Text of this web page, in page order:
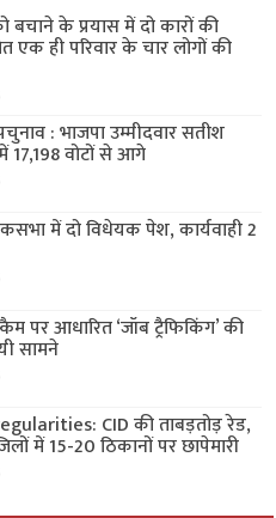
बचाने के प्रयास में दो कारों की
एक ही परिवार के चार लोगों की
: भाजपा उम्मीदवार सतीश
17,198 वोटों से आगे
में दो विधेयक पेश, कार्यवाही 2
पर आधारित ‘जॉब ट्रैफिकिंग’ की
सामने
CID की ताबड़तोड़ रेड,
में 15-20 ठिकानों पर छापेमारी